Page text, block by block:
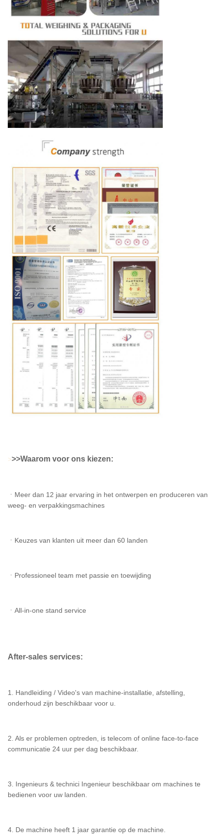
>>>Waarom voor ons kiezen:
ㆍMeer dan 12 jaar ervaring in het ontwerpen en produceren van
weeg- en verpakkingsmachines
ㆍKeuzes van klanten uit meer dan 60 landen
ㆍProfessioneel team met passie en toewijding
ㆍAll-in-one stand service
After-sales services:
1. Handleiding / Video's van machine-installatie, afstelling,
onderhoud zijn beschikbaar voor u.
2. Als er problemen optreden, is telecom of online face-to-face
communicatie 24 uur per dag beschikbaar.
3. Ingenieurs & technici Ingenieur beschikbaar om machines te
bedienen voor uw landen.
4. De machine heeft 1 jaar garantie op de machine.